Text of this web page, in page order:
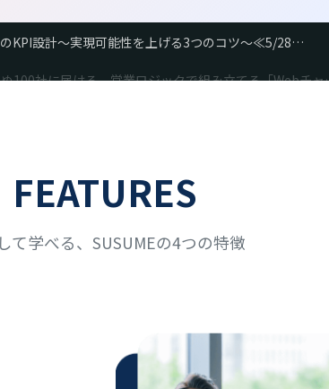
100社に届ける、営業ロジックで組み立てる「Webチャ…
FEATURES
て学べる、SUSUMEの4つの特徴